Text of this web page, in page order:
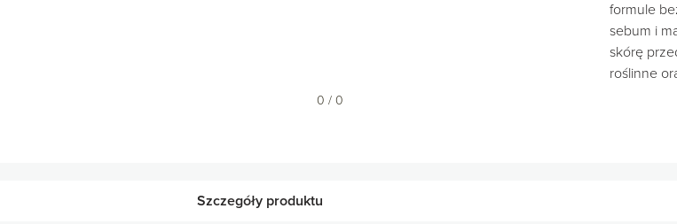
0 / 0
formule
sebum i
skórę
roślinne
Szczegóły produktu